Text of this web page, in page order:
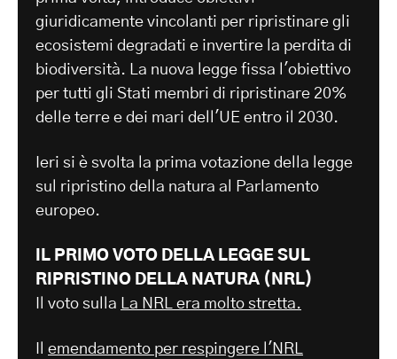
giuridicamente vincolanti per ripristinare gli
ecosistemi degradati e invertire la perdita di
biodiversità. La nuova legge fissa l'obiettivo
per tutti gli Stati membri di ripristinare 20%
delle terre e dei mari dell'UE entro il 2030.
Ieri si è svolta la prima votazione della legge
sul ripristino della natura al Parlamento
europeo.
IL PRIMO VOTO DELLA LEGGE SUL
RIPRISTINO DELLA NATURA (NRL)
Il voto sulla La NRL era molto stretta.
emendamento per respingere l'NRL